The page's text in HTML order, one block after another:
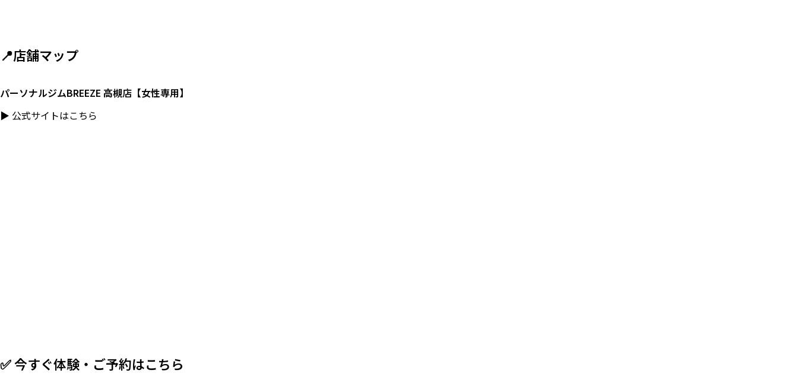
📍店舗マップ
パーソナルジムBREEZE 高槻店【女性専用】
▶ 公式サイトはこちら
✅ 今すぐ体験・ご予約はこちら